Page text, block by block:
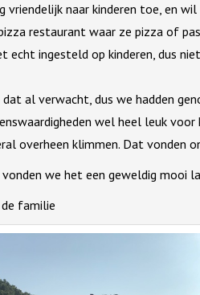
vriendelijk naar kinderen toe, en
restaurant waar ze pizza of
echt ingesteld op kinderen, dus
dat al verwacht, dus we hadden
wel heel leuk
overheen klimmen. Dat vonden
we het een geweldig mooi
familie